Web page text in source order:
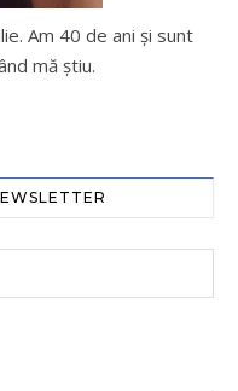
Am 40 de ani şi sunt
mă ştiu.